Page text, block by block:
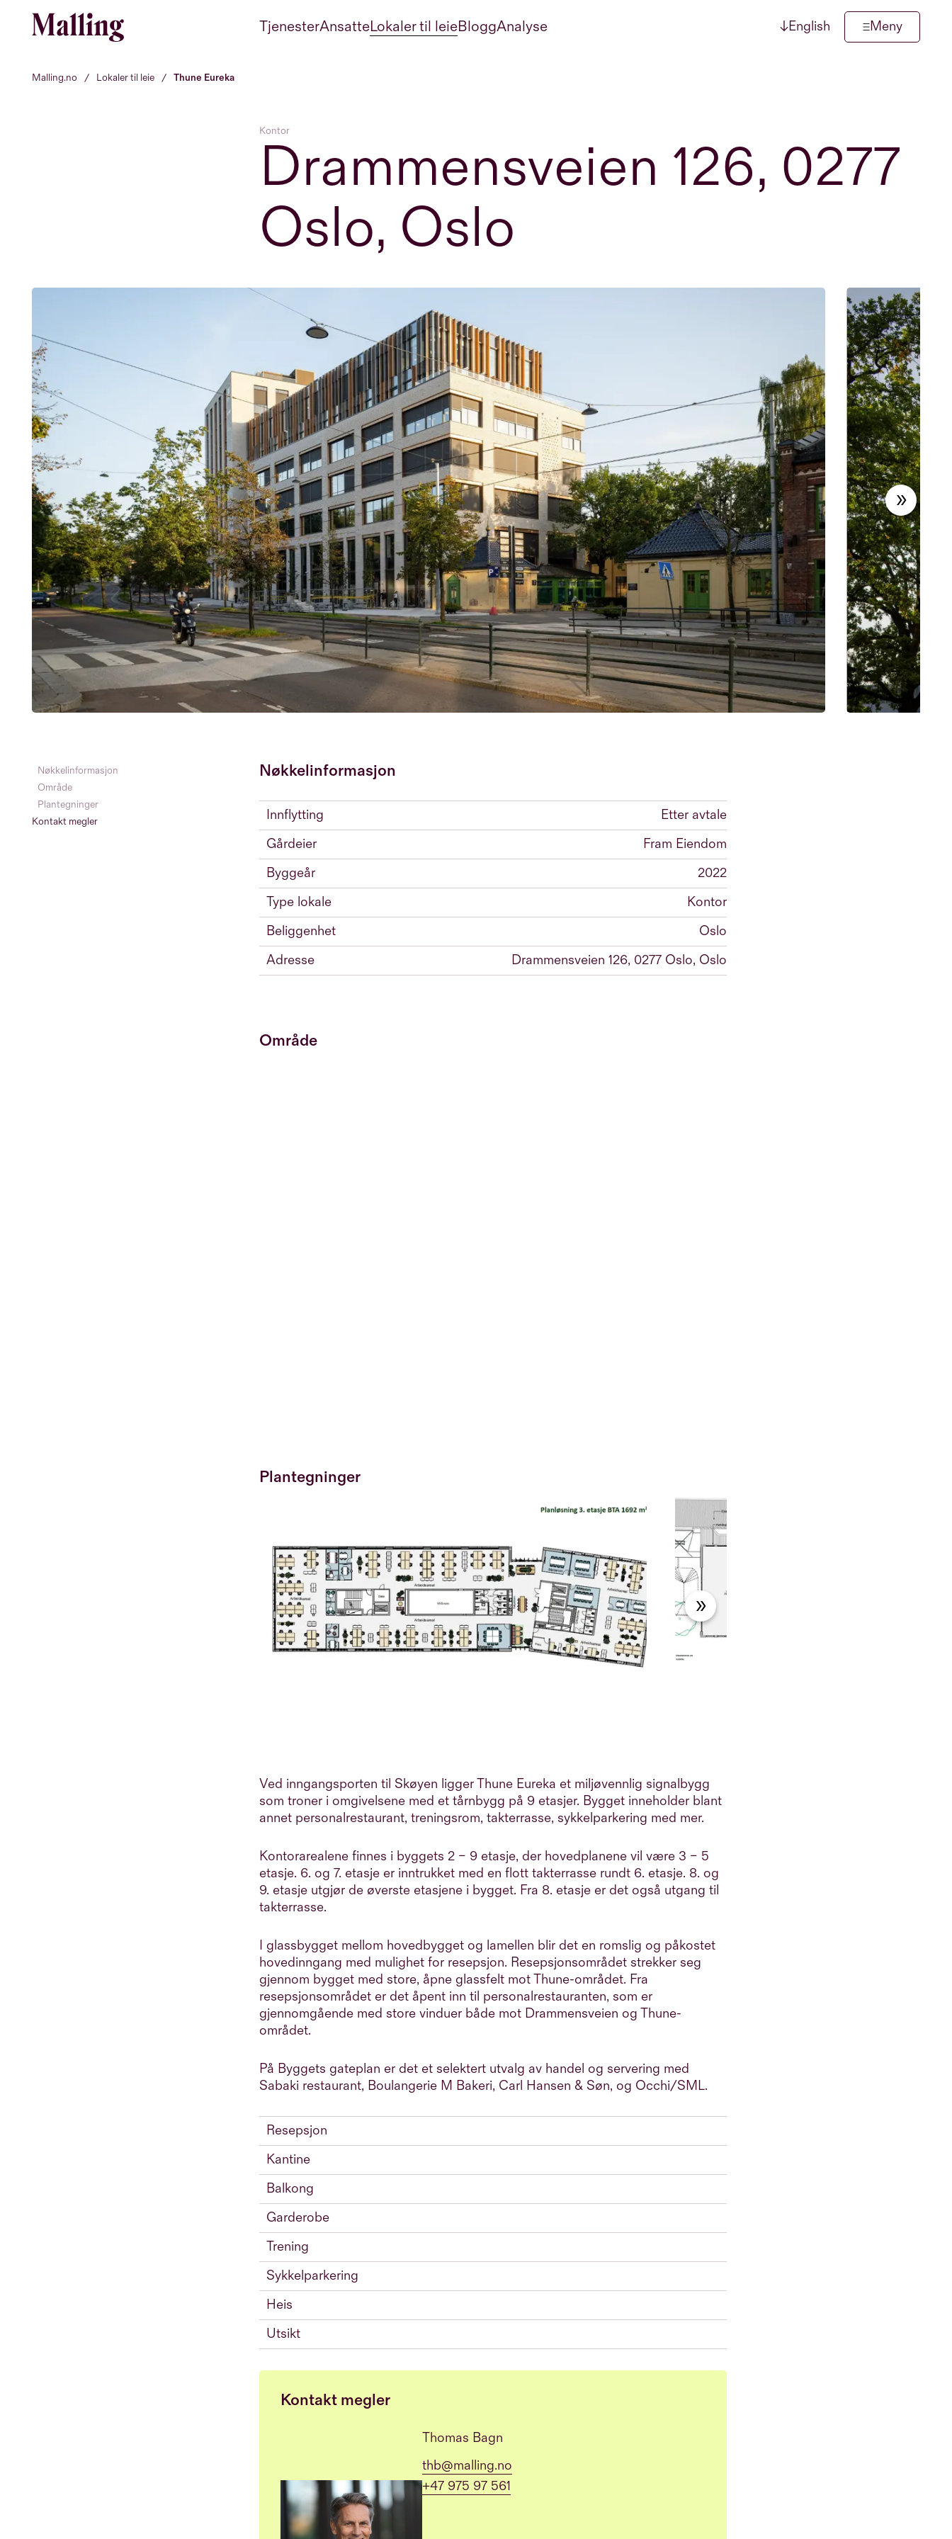
Hopp til innhold TjenesterAnsatteLokaler til leieBloggAnalyse ↓English Meny
Malling.no / Lokaler til leie / Thune Eureka
Kontor
Drammensveien 126, 0277
Oslo, Oslo
Nøkkelinformasjon
Område
Plantegninger
Kontakt megler
Nøkkelinformasjon
Innflytting
Etter avtale
Gårdeier
Fram Eiendom
Byggeår
2022
Type lokale
Kontor
Beliggenhet
Oslo
Adresse
Drammensveien 126, 0277 Oslo, Oslo
Område
Plantegninger
Ved inngangsporten til Skøyen ligger Thune Eureka et miljøvennlig signalbygg
som troner i omgivelsene med et tårnbygg på 9 etasjer. Bygget inneholder blant
annet personalrestaurant, treningsrom, takterrasse, sykkelparkering med mer.
Kontorarealene finnes i byggets 2 – 9 etasje, der hovedplanene vil være 3 – 5
etasje. 6. og 7. etasje er inntrukket med en flott takterrasse rundt 6. etasje. 8. og
9. etasje utgjør de øverste etasjene i bygget. Fra 8. etasje er det også utgang til
takterrasse.
I glassbygget mellom hovedbygget og lamellen blir det en romslig og påkostet
hovedinngang med mulighet for resepsjon. Resepsjonsområdet strekker seg
gjennom bygget med store, åpne glassfelt mot Thune-området. Fra
resepsjonsområdet er det åpent inn til personalrestauranten, som er
gjennomgående med store vinduer både mot Drammensveien og Thune-
området.
På Byggets gateplan er det et selektert utvalg av handel og servering med
Sabaki restaurant, Boulangerie M Bakeri, Carl Hansen & Søn, og Occhi/SML.
Resepsjon
Kantine
Balkong
Garderobe
Trening
Sykkelparkering
Heis
Utsikt
Kontakt megler
Thomas Bagn
thb@malling.no
+47 975 97 561